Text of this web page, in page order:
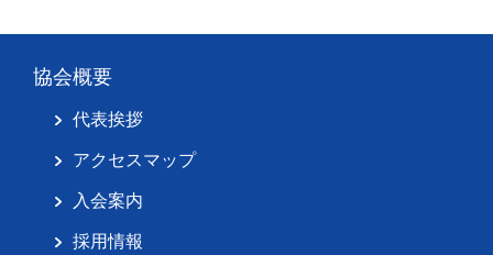
協会概要
代表挨拶
アクセスマップ
入会案内
採用情報